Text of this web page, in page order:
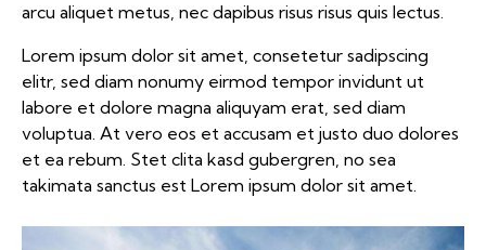
arcu aliquet metus, nec dapibus risus risus quis lectus.
Lorem ipsum dolor sit amet, consetetur sadipscing
elitr, sed diam nonumy eirmod tempor invidunt ut
labore et dolore magna aliquyam erat, sed diam
voluptua. At vero eos et accusam et justo duo dolores
et ea rebum. Stet clita kasd gubergren, no sea
takimata sanctus est Lorem ipsum dolor sit amet.